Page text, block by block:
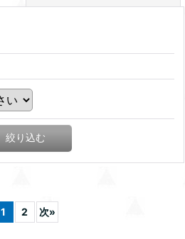
絞り込む
1 2 次»